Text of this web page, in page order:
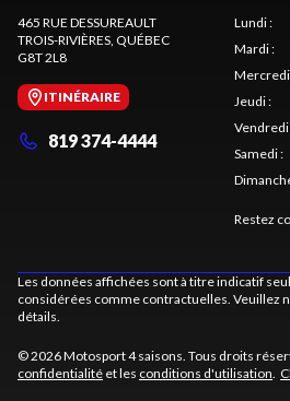
465 RUE DESSUREAULT
TROIS-RIVIÈRES, QUÉBEC
G8T 2L8
ITINÉRAIRE
819 374-4444
Lundi:
Mardi:
Mercredi
Jeudi:
Vendredi
Samedi:
Restez
Les données affichées sont à titre indicatif
considérées comme contractuelles. Veuillez
détails.
© 2026 Motosport 4 saisons. Tous droits
confidentialité et les conditions d'utilisation.